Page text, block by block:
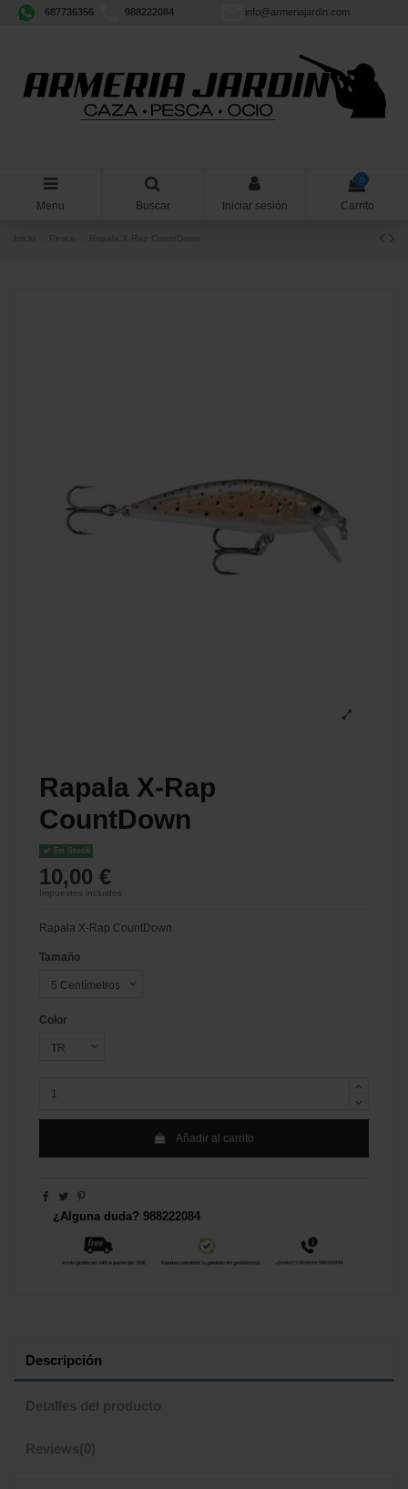
687736356 988222084 info@armeriajardin.com
Menu Buscar Iniciar sesión
0
Carrito
Rapala X-Rap CountDown
Rapala X-Rap
CountDown
En Stock
10,00 €
Impuestos incluidos
Rapala X-Rap CountDown
Tamaño
Color
Añadir al carrito
¿Alguna duda? 988222084
Descripción
Detalles del producto
Reviews(0)